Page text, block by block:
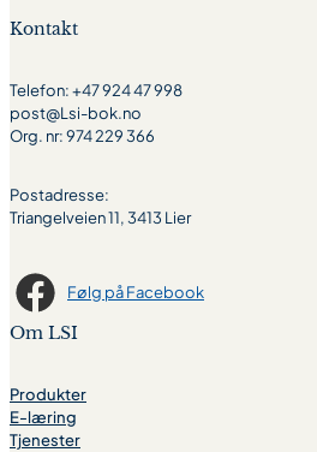
Kontakt
Telefon: +47 924 47 998
post@Lsi-bok.no
Org. nr: 974 229 366
Postadresse:
Triangelveien 11, 3413 Lier
Følg på Facebook
Om LSI
Produkter
E-læring
Tjenester